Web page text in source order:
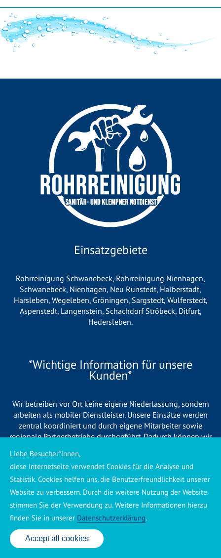
Einsatzgebiete
Rohrreinigung Schwanebeck, Rohrreinigung Nienhagen,
Schwanebeck, Nienhagen, Neu Runstedt, Halberstadt,
Harsleben, Wegeleben, Gröningen, Sargstedt, Wulferstedt,
Aspenstedt, Langenstein, Schachdorf Ströbeck, Ditfurt,
Hedersleben.
*Wichtige Information für unsere
Kunden*
Wir betreiben vor Ort keine eigene Niederlassung, sondern
arbeiten als mobiler Dienstleister. Unsere Einsätze werden
zentral koordiniert und durch eigene Mitarbeiter sowie
regionale Partnerbetriebe durchgeführt. Dadurch können wir
Service sicherstellen. Sollte kein eigener Mitarbeiter
unmittelbar verfügbar sein, übernehmen Partnerbetriebe aus
Ihrer Region den Auftrag. Alle eingesetzten Betriebe sind
verpflichtet, Sie vor Beginn der Arbeiten transparent über die
voraussichtlichen Kosten zu informieren und ortsübliche
Preise zu berechnen.
24 Std. Service: ✆ 0176 160 517 86
Accept all cookies
Liebe Besucher*innen,
diese Internetseite verwendet Cookies für die Analyse und
Statistik. Cookies helfen uns, die Benutzerfreundlichkeit unserer
Website zu verbessern. Durch die weitere Nutzung der Website
stimmen Sie der Verwendung zu. Weitere Informationen hierzu
finden Sie in unserer Datenschutzerklärung.